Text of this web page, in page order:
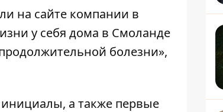
на сайте компании в
у себя дома в Смоланде
болезни»,
инициалы, а также первые